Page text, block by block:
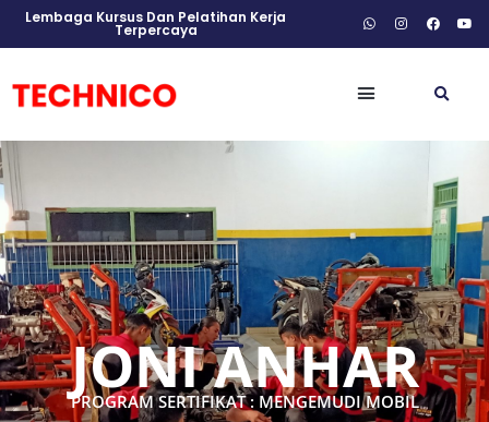
Lembaga Kursus Dan Pelatihan Kerja
Terpercaya
JONI ANHAR
PROGRAM SERTIFIKAT : MENGEMUDI MOBIL